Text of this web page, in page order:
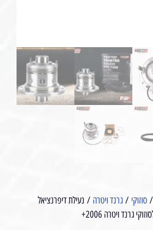
סוזוקי / גרנד ויטרה / נעילת דיפרנציאל